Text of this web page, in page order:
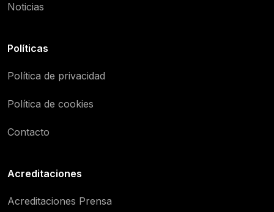
Noticias
Políticas
Política de privacidad
Política de cookies
Contacto
Acreditaciones
Acreditaciones Prensa